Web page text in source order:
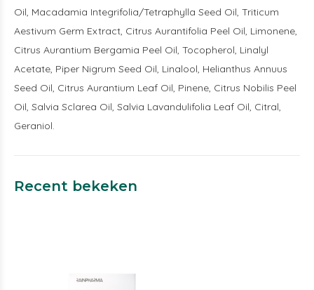
Oil, Macadamia Integrifolia/Tetraphylla Seed Oil, Triticum
Aestivum Germ Extract, Citrus Aurantifolia Peel Oil, Limonene,
Citrus Aurantium Bergamia Peel Oil, Tocopherol, Linalyl
Acetate, Piper Nigrum Seed Oil, Linalool, Helianthus Annuus
Seed Oil, Citrus Aurantium Leaf Oil, Pinene, Citrus Nobilis Peel
Oil, Salvia Sclarea Oil, Salvia Lavandulifolia Leaf Oil, Citral,
Geraniol.
Recent bekeken